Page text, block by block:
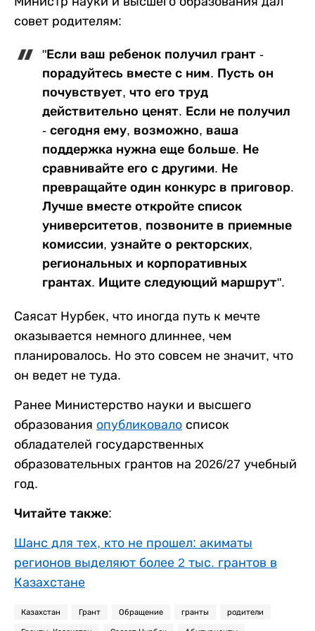
совет родителям:
"Если ваш ребенок получил грант -
порадуйтесь вместе с ним. Пусть он
почувствует, что его труд
действительно ценят. Если не получил
- сегодня ему, возможно, ваша
поддержка нужна еще больше. Не
сравнивайте его с другими. Не
превращайте один конкурс в приговор.
Лучше вместе откройте список
университетов, позвоните в приемные
комиссии, узнайте о ректорских,
региональных и корпоративных
грантах. Ищите следующий маршрут".
Саясат Нурбек, что иногда путь к мечте
оказывается немного длиннее, чем
планировалось. Но это совсем не значит, что
он ведет не туда.
Ранее Министерство науки и высшего
образования опубликовало список
обладателей государственных
образовательных грантов на 2026/27 учебный
год.
Читайте также:
Шанс для тех, кто не прошел: акиматы
регионов выделяют более 2 тыс. грантов в
Казахстане
Казахстан Грант Обращение гранты родители